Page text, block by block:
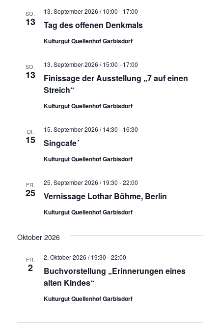
SO.
13 Tag des offenen Denkmals
13. September 2026 / 10:00 - 17:00
Kulturgut Quellenhof Garbisdorf
SO.
13
Finissage der Ausstellung „7 auf einen
Streich“
13. September 2026 / 15:00 - 17:00
Kulturgut Quellenhof Garbisdorf
DI.
15 Singcafe´
15. September 2026 / 14:30 - 16:30
Kulturgut Quellenhof Garbisdorf
FR.
25 Vernissage Lothar Böhme, Berlin
25. September 2026 / 19:30 -22:00
Kulturgut Quellenhof Garbisdorf
Oktober 2026
FR.
2
Buchvorstellung „Erinnerungen eines
alten Kindes“
2. Oktober 2026 / 19:30 -22:00
Kulturgut Quellenhof Garbisdorf